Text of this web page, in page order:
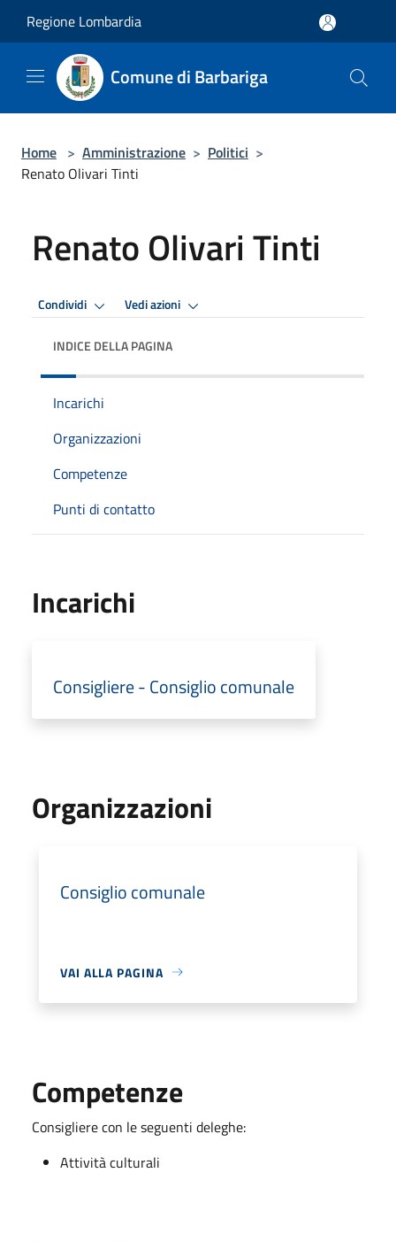
Regione Lombardia
Comune di Barbariga
Home > Amministrazione > Politici >
Renato Olivari Tinti
Renato Olivari Tinti
Condividi Vedi azioni
INDICE DELLA PAGINA
Incarichi
Organizzazioni
Competenze
Punti di contatto
Incarichi
Consigliere - Consiglio comunale
Organizzazioni
Consiglio comunale
VAI ALLA PAGINA
Competenze
Consigliere con le seguenti deleghe:
Attività culturali